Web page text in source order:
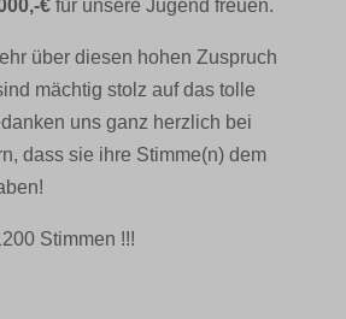
€für unsere Jugend freuen.
über diesen hohen Zuspruch
mächtig stolz auf das tolle
uns ganz herzlich bei
dass sie ihre Stimme(n) dem
Stimmen !!!